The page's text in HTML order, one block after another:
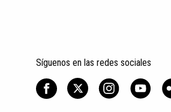
Síguenos en las redes sociales